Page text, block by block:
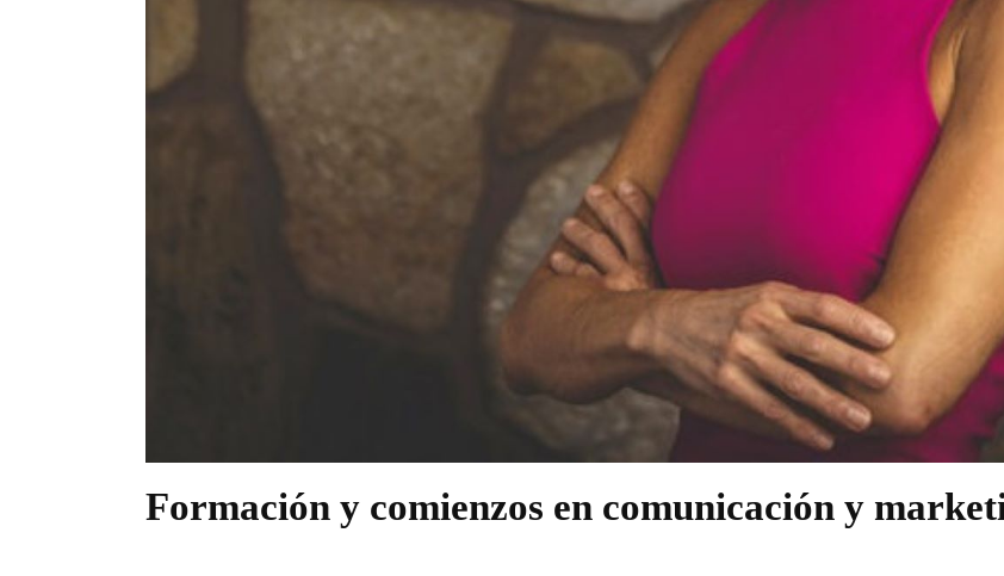
Formación y comienzos en comunicación y